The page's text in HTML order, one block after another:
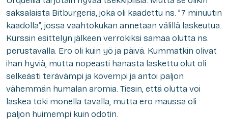
saksalaista Bitburgeria, joka oli kaadettu ns. ”7 minuutin
kaadolla”, jossa vaahtokukan annetaan välillä laskeutua.
Kurssin esittelyn jälkeen verrokiksi samaa olutta ns.
perustavalla. Ero oli kuin yö ja päivä. Kummatkin olivat
ihan hyviä, mutta nopeasti hanasta laskettu olut oli
selkeästi terävämpi ja kovempi ja antoi paljon
vähemmän humalan aromia. Tiesin, että olutta voi
laskea toki monella tavalla, mutta ero maussa oli
paljon huimempi kuin odotin.